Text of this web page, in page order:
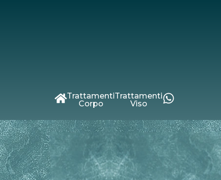
Trattamenti
Corpo
Trattamenti
Viso